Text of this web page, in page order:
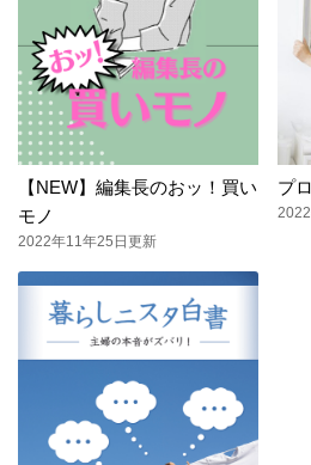
【NEW】編集長のおッ！買い
モノ
2022年11年25日更新
プ